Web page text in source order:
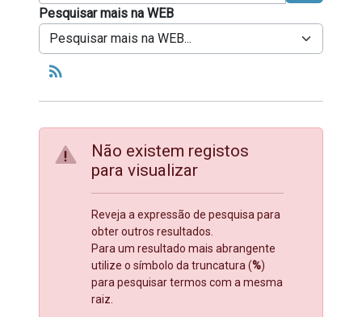
Pesquisar mais na WEB
Tipo de operador a usar entre termos de
rss_feed
Não existem registos
para visualizar
Reveja a expressão de pesquisa para
obter outros resultados.
Para um resultado mais abrangente
utilize o símbolo da truncatura (%)
para pesquisar termos com a mesma
raiz.